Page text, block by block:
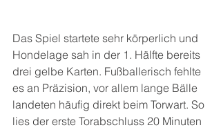
Das Spiel startete sehr körperlich und
Hondelage sah in der 1. Hälfte bereits
drei gelbe Karten. Fußballerisch fehlte
es an Präzision, vor allem lange Bälle
landeten häufig direkt beim Torwart. So
lies der erste Torabschluss 20 Minuten